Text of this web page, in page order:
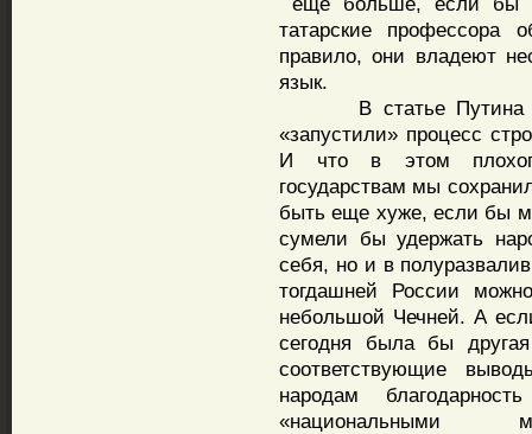
татарские профессора
правило, они владеют
язык.
В статье Путина
«запустили» процесс
И что в этом
государствам мы
быть еще хуже, если бы
сумели бы удержать
себя, но и в
тогдашней России
небольшой Чечней. А
сегодня была бы
соответствующие
народам
«национальными